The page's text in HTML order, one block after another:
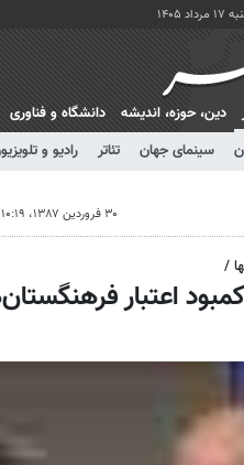
۱۴۰۵
سینمای جهان تئاتر رادیو و
دين، حوزه، انديشه دانشگاه و فناوری
۳۰ فروردین ۱۳۸۷، ۱۰:۱۹
/
اعتبار